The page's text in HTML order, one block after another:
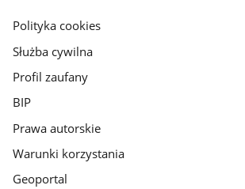
gov.pl
Polityka cookies
Służba cywilna
Profil zaufany
BIP
Prawa autorskie
Warunki korzystania
Geoportal